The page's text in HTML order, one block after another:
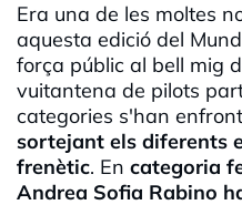
Era una de les moltes
aquesta edició del
força públic al bell mig
vuitantena de pilots
categories s'han
sortejant els diferents
frenètic. En categoria
Andrea Sofia Rabino